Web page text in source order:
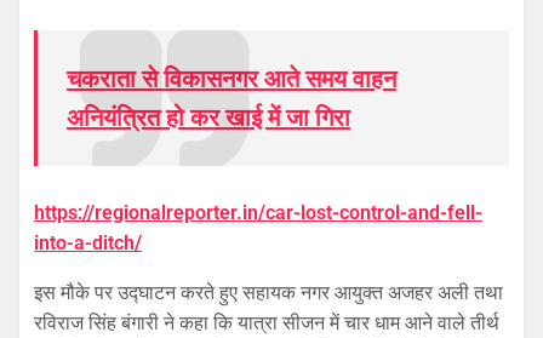
चकराता से विकासनगर आते समय वाहन
अनियंत्रित हो कर खाई में जा गिरा
https://regionalreporter.in/car-lost-control-and-fell-
into-a-ditch/
इस मौके पर उद्घाटन करते हुए सहायक नगर आयुक्त अजहर अली तथा
रविराज सिंह बंगारी ने कहा कि यात्रा सीजन में चार धाम आने वाले तीर्थ